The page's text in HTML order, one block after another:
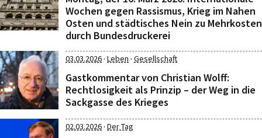
Wochen gegen Rassismus, Krieg im Nahen
Osten und städtisches Nein zu Mehrkosten
durch Bundesdruckerei
03.03.2026· Leben · Gesellschaft
Gastkommentar von Christian Wolff:
Rechtlosigkeit als Prinzip – der Weg in die
Sackgasse des Krieges
02.03.2026· Der Tag